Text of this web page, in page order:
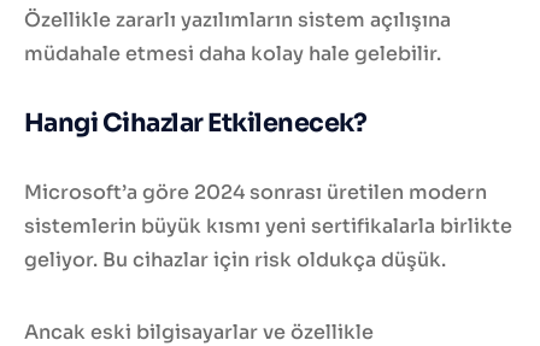
Özellikle zararlı yazılımların sistem açılışına
müdahale etmesi daha kolay hale gelebilir.
Hangi Cihazlar Etkilenecek?
Microsoft’a göre 2024 sonrası üretilen modern
sistemlerin büyük kısmı yeni sertifikalarla birlikte
geliyor. Bu cihazlar için risk oldukça düşük.
Ancak eski bilgisayarlar ve özellikle